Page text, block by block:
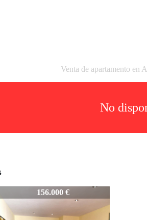
Venta de apartamento en
No
ARXIVAT30038P
156.000 €